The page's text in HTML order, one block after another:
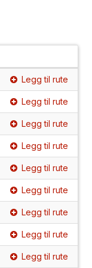
Legg til rute
Legg til rute
Legg til rute
Legg til rute
Legg til rute
Legg til rute
Legg til rute
Legg til rute
Legg til rute